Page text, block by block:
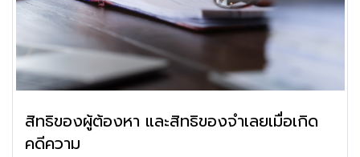
สิทธิของผู้ต้องหา และสิทธิของจำเลยเมื่อเกิด
คดีความ